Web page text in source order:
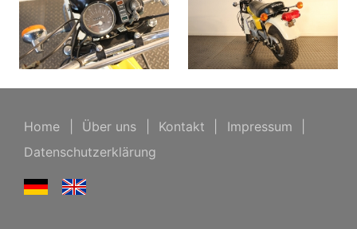
Home Über uns Kontakt Impressum
Datenschutzerklärung